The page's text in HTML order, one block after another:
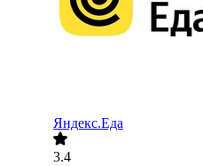
Яндекс.Еда
3.4